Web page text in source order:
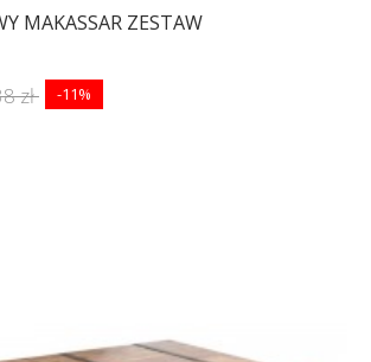
MAKASSAR ZESTAW
zł -11%